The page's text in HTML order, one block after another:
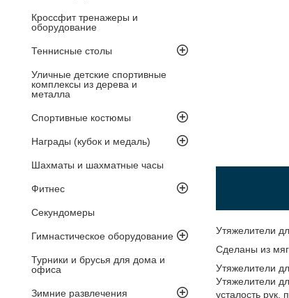
Кроссфит тренажеры и
оборудование
Теннисные столы
Уличные детские спортивные
комплексы из дерева и
металла
Спортивные костюмы
Награды (кубок и медаль)
Шахматы и шахматные часы
Фитнес
Секундомеры
Гимнастическое оборудование
Турники и брусья для дома и
офиса
Зимние развлечения
Утяжелители
Сделаны из
Утяжелители
Утяжелители
усталость рук,